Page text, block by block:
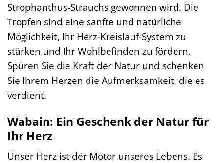
Strophanthus-Strauchs gewonnen wird. Die
Tropfen sind eine sanfte und natürliche
Möglichkeit, Ihr Herz-Kreislauf-System zu
stärken und Ihr Wohlbefinden zu fördern.
Spüren Sie die Kraft der Natur und schenken
Sie Ihrem Herzen die Aufmerksamkeit, die es
verdient.
Wabain: Ein Geschenk der Natur für
Ihr Herz
Unser Herz ist der Motor unseres Lebens. Es